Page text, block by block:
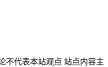
不代表本站观点 站点内容主